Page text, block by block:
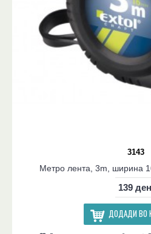
3143
Метро лента, 3m, ширина
139
ДОДАДИ ВО